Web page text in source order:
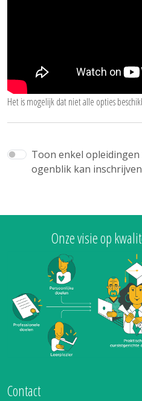
Het is mogelijk dat niet alle opties
Toon enkel
ogenblik kan
Onze visie op
Contact